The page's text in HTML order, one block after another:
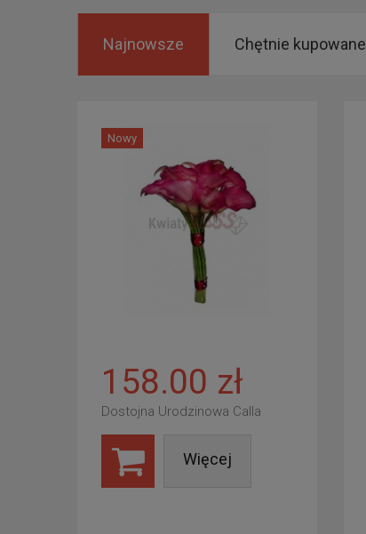
Najnowsze Chętnie kupowane
Nowy
158.00 zł
Dostojna Urodzinowa Calla
Więcej